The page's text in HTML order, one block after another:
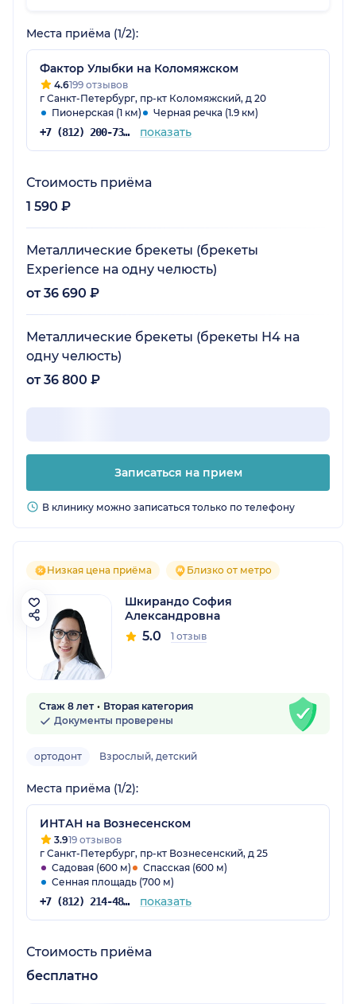
ортопедом. Доктор вежлива, внимательна,
Места приёма (1/2):
Фактор Улыбки на Коломяжском
4.6199 отзывов
г Санкт-Петербург, пр-кт Коломяжский, д 20
Пионерская (1 км)
Черная речка (1.9 км)
+7 (812) 200-73-56 показать
Стоимость приёма
1 590 ₽
Металлические брекеты (брекеты
Experience на одну челюсть)
от 36 690 ₽
Металлические брекеты (брекеты Н4 на
одну челюсть)
от 36 800 ₽
Записаться на прием
В клинику можно записаться только по телефону
Низкая цена приёма Близко от метро
Шкирандо София
Александровна
5.0 1 отзыв
Стаж 8 лет
Вторая категория
Документы проверены
ортодонт Взрослый, детский
Места приёма (1/2):
ИНТАН на Вознесенском
3.919 отзывов
г Санкт-Петербург, пр-кт Вознесенский, д 25
Садовая (600 м)
Спасская (600 м)
Сенная площадь (700 м)
+7 (812) 214-48-61 показать
Стоимость приёма
бесплатно